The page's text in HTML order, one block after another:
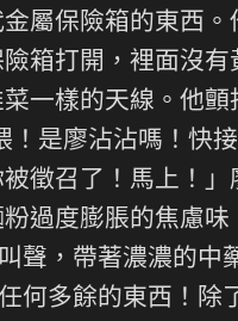
屬保險箱的東西。
箱打開，裡面沒
一樣的天線。他顫
是廖沾沾嗎！快接
徵召了！馬上！
過度膨脹的焦慮味
聲，帶著濃濃的中
何多餘的東西！除